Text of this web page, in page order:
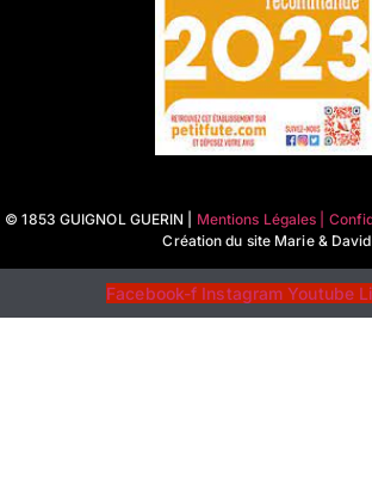
© 1853 GUIGNOL GUERIN | Mentions Légales |
Création du site Marie & David
Facebook-f Instagram Youtube